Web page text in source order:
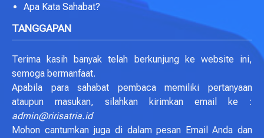
Apa Kata Sahabat?
TANGGAPAN
Terima kasih banyak telah berkunjung ke website ini,
semoga bermanfaat.
Apabila para sahabat pembaca memiliki pertanyaan
ataupun masukan, silahkan kirimkan email ke :
admin@ririsatria.id
Mohon cantumkan juga di dalam pesan Email Anda dan